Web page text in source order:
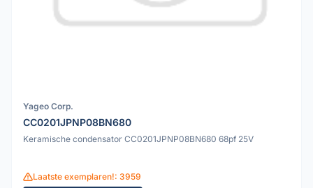
Yageo Corp.
CC0201JPNP08BN680
Keramische condensator CC0201JPNP08BN680 68pf 25V
Laatste exemplaren!: 3959